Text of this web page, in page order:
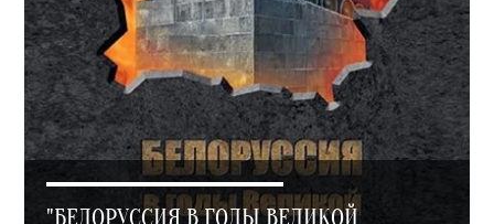
"БЕЛОРУССИЯ В ГОДЫ ВЕЛИКОЙ